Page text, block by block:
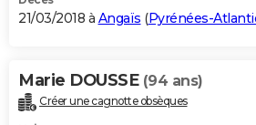
21/03/2018 à Angaïs (Pyrénées-
Marie DOUSSE (94 ans)
Créer une cagnotte obsèques